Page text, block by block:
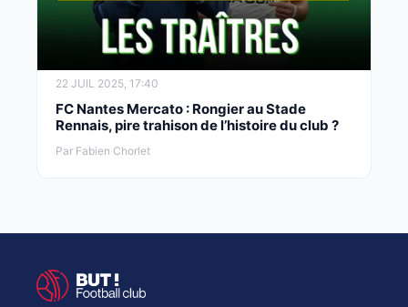
22 JUIL 2025, 17:40
FC Nantes Mercato : Rongier au Stade
Rennais, pire trahison de l’histoire du club ?
Par Fabien Chorlet